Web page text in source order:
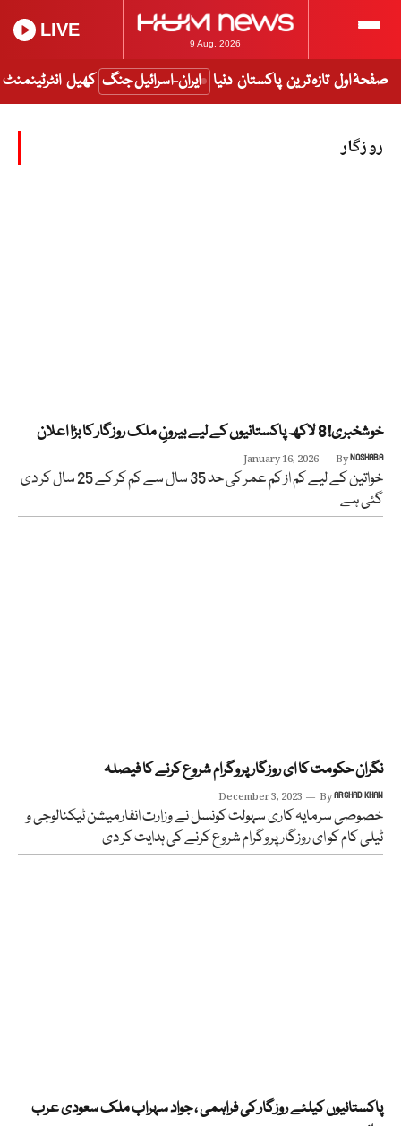
9 Aug, 2026
LIVE
صفحۂ اول تازہ ترین پاکستان دنیا ایران-اسرائیل جنگ کھیل انٹرٹینمنٹ
روزگار
خوشخبری! 8 لاکھ پاکستانیوں کے لیے بیرونِ ملک روزگار کا بڑا اعلان
January 16, 2026 ByNOSHABA
خواتین کے لیے کم از کم عمر کی حد 35 سال سے کم کر کے 25 سال کر دی
گئی ہے
نگران حکومت کا ای روزگار پروگرام شروع کرنے کا فیصلہ
December 3, 2023 ByARSHAD KHAN
خصوصی سرمایہ کاری سہولت کونسل نے وزارت انفارمیشن ٹیکنالوجی و
ٹیلی کام کو ای روزگار پروگرام شروع کرنے کی ہدایت کر دی
پاکستانیوں کیلئے روزگار کی فراہمی ، جواد سہراب ملک سعودی عرب